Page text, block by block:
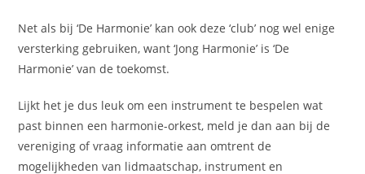
Net als bij ‘De Harmonie’ kan ook deze ‘club’ nog wel enige
versterking gebruiken, want ‘Jong Harmonie’ is ‘De
Harmonie’ van de toekomst.
Lijkt het je dus leuk om een instrument te bespelen wat
past binnen een harmonie-orkest, meld je dan aan bij de
vereniging of vraag informatie aan omtrent de
mogelijkheden van lidmaatschap, instrument en